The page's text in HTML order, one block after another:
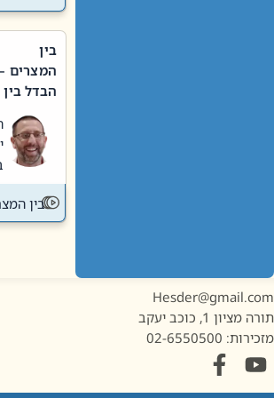
בין
המצרים –
הבדל בין
חדשה
לישנה
בין
1, כוכב יעקב
02-6550500